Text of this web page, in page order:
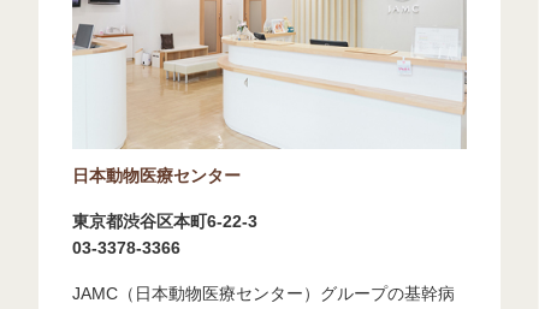
日本動物医療センター
東京都渋谷区本町6-22-3
03-3378-3366
JAMC（日本動物医療センター）グループの基幹病